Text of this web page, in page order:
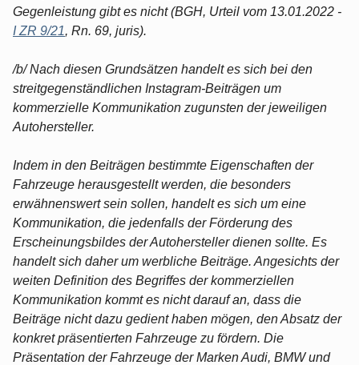
Gegenleistung gibt es nicht (BGH, Urteil vom 13.01.2022 -
I ZR 9/21, Rn. 69, juris).
/b/ Nach diesen Grundsätzen handelt es sich bei den
streitgegenständlichen Instagram-Beiträgen um
kommerzielle Kommunikation zugunsten der jeweiligen
Autohersteller.
Indem in den Beiträgen bestimmte Eigenschaften der
Fahrzeuge herausgestellt werden, die besonders
erwähnenswert sein sollen, handelt es sich um eine
Kommunikation, die jedenfalls der Förderung des
Erscheinungsbildes der Autohersteller dienen sollte. Es
handelt sich daher um werbliche Beiträge. Angesichts der
weiten Definition des Begriffes der kommerziellen
Kommunikation kommt es nicht darauf an, dass die
Beiträge nicht dazu gedient haben mögen, den Absatz der
konkret präsentierten Fahrzeuge zu fördern. Die
Präsentation der Fahrzeuge der Marken Audi, BMW und